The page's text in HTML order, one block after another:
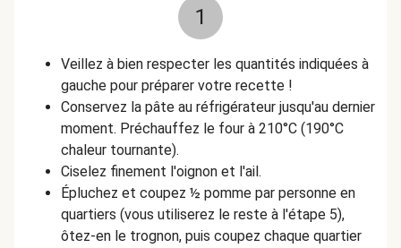
1
Veillez à bien respecter les quantités indiquées à
gauche pour préparer votre recette !
Conservez la pâte au réfrigérateur jusqu'au dernier
moment. Préchauffez le four à 210°C (190°C
chaleur tournante).
Ciselez finement l'oignon et l'ail.
Épluchez et coupez ½ pomme par personne en
quartiers (vous utiliserez le reste à l'étape 5),
ôtez-en le trognon, puis coupez chaque quartier